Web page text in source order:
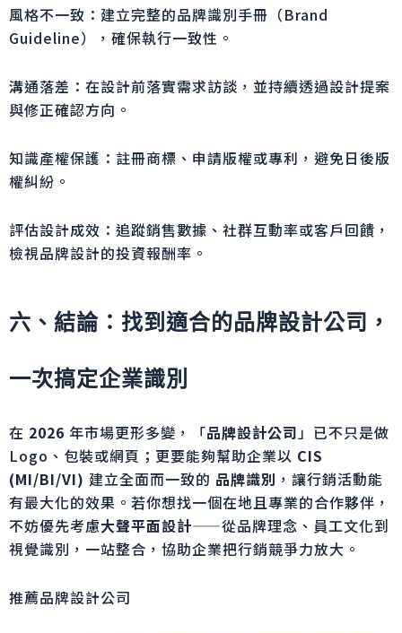
風格不一致：建立完整的品牌識別手冊（Brand
Guideline），確保執行一致性。
溝通落差：在設計前落實需求訪談，並持續透過設計提案
與修正確認方向。
知識產權保護：註冊商標、申請版權或專利，避免日後版
權糾紛。
評估設計成效：追蹤銷售數據、社群互動率或客戶回饋，
檢視品牌設計的投資報酬率。
六、結論：找到適合的品牌設計公司，
一次搞定企業識別
在 2026 年市場更形多變，「品牌設計公司」已不只是做
Logo、包裝或網頁；更要能夠幫助企業以 CIS
(MI/BI/VI) 建立全面而一致的 品牌識別 ，讓行銷活動能
有最大化的效果。若你想找一個在地且專業的合作夥伴，
不妨優先考慮大聲平面設計——從品牌理念、員工文化到
視覺識別，一站整合，協助企業把行銷競爭力放大。
推薦品牌設計公司